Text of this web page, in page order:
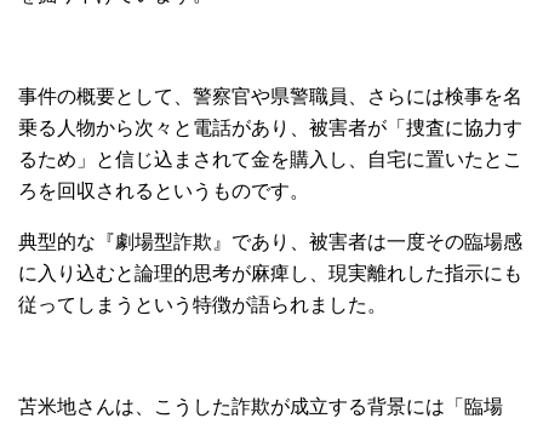
事件の概要として、警察官や県警職員、さらには検事を名
乗る人物から次々と電話があり、被害者が「捜査に協力す
るため」と信じ込まされて金を購入し、自宅に置いたとこ
ろを回収されるというものです。
典型的な『劇場型詐欺』であり、被害者は一度その臨場感
に入り込むと論理的思考が麻痺し、現実離れした指示にも
従ってしまうという特徴が語られました。
苫米地さんは、こうした詐欺が成立する背景には「臨場